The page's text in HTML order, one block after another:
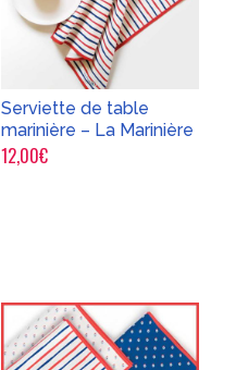
Serviette de table
marinière – La Marinière
12,00€